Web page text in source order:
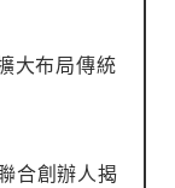
大布局傳統
合創辦人揭